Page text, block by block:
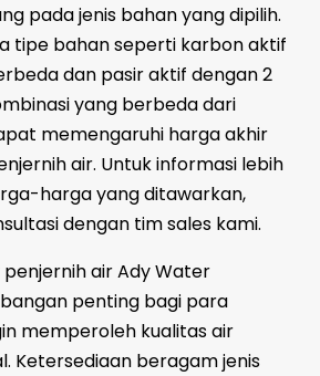
pada jenis bahan yang dipilih.
tipe bahan seperti karbon aktif
dan pasir aktif dengan 2
yang berbeda dari
memengaruhi harga akhir
air. Untuk informasi lebih
harga yang ditawarkan,
dengan tim sales kami.
air Ady Water
penting bagi para
memperoleh kualitas air
Ketersediaan beragam jenis